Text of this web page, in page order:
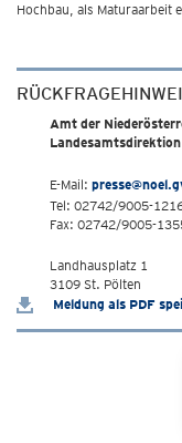
Hochbau, als Maturaarbeit
Amt der
E-Mail:
Tel: 02742/9005-
Fax: 02742/9005-
Landhausplatz 1
3109 St. Pölten
Meldung als PDF